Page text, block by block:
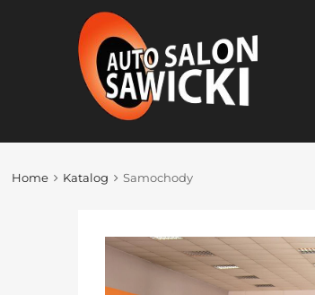
Home Katalog Samochody